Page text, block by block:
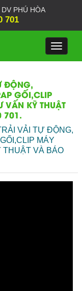
PHÚ HÒA
701
Toggle
ĐỘNG,
GỐI,CLIP
VẤN KỸ THUẬT
701.
VẢI TỰ ĐỘNG,
MÁY
VÀ BÁO